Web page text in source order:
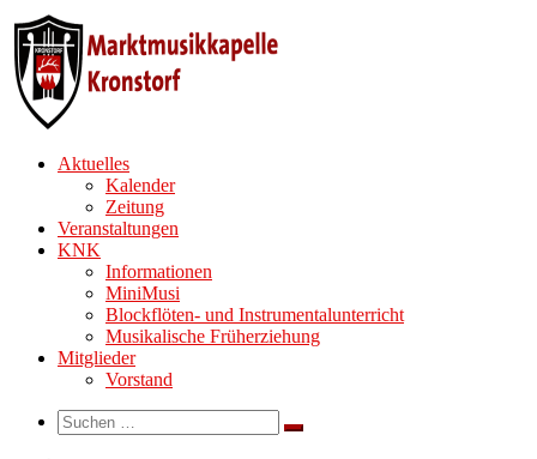
Zum
Inhalt
springen
Aktuelles
Kalender
Zeitung
Veranstaltungen
KNK
Informationen
MiniMusi
Blockflöten- und Instrumentalunterricht
Musikalische Früherziehung
Mitglieder
Vorstand
Search
Suche
Suchen …